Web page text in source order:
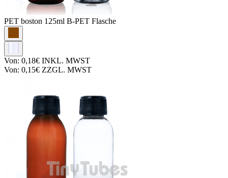
PET boston 125ml B-PET Flasche
Von: 0,18€ INKL. MWST
Von: 0,15€ ZZGL. MWST